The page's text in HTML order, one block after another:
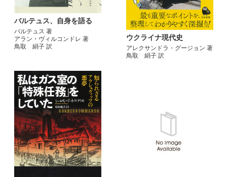
バルテュス、自身を語る
バルテュス 著
アラン・ヴィルコンドレ 著
鳥取 絹子 訳
ウクライナ現代史
アレクサンドラ・グージョン 著
鳥取 絹子 訳